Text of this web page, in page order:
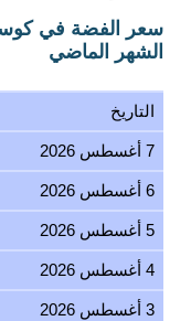
سعر الفضة في
الشهر الماضي
التاريخ
7 أغسطس 2026
6 أغسطس 2026
5 أغسطس 2026
4 أغسطس 2026
3 أغسطس 2026